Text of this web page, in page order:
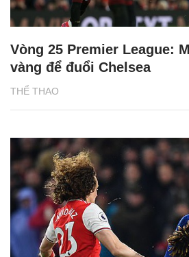
THỂ THAO
Vòng 25 Premier League:
vàng để đuổi Chelsea